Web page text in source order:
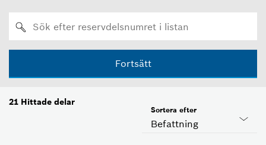
Fortsätt
21 Hittade delar
Befattning
Sortera efter